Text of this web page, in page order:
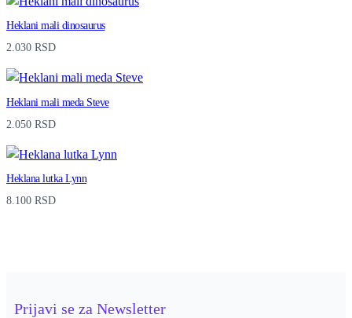
Heklani mali dinosaurus
2.030 RSD
Heklani mali meda Steve
2.050 RSD
Heklana lutka Lynn
8.100 RSD
Prijavi se za Newsletter